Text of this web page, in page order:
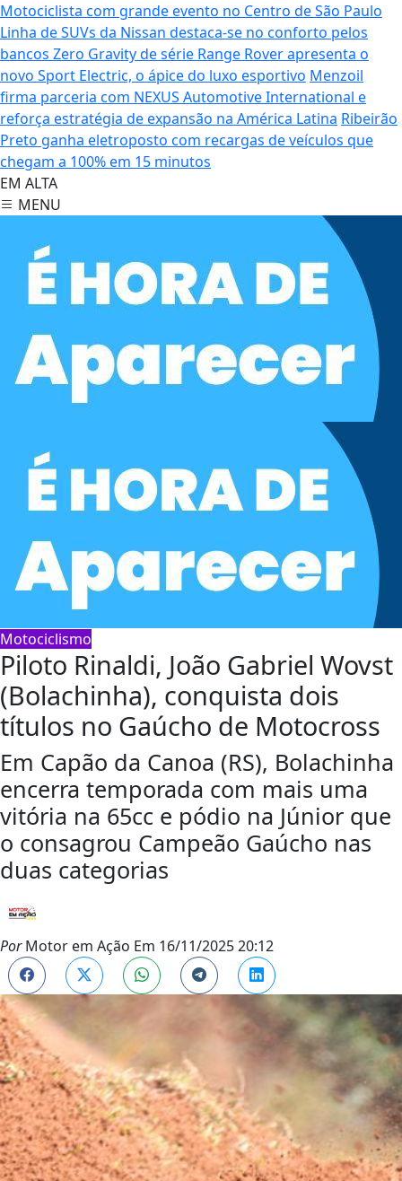
Motociclista com grande evento no Centro de São Paulo
Linha de SUVs da Nissan destaca-se no conforto pelos
bancos Zero Gravity de série Range Rover apresenta o
novo Sport Electric, o ápice do luxo esportivo Menzoil
firma parceria com NEXUS Automotive International e
reforça estratégia de expansão na América Latina Ribeirão
Preto ganha eletroposto com recargas de veículos que
chegam a 100% em 15 minutos
EM ALTA
MENU
Motociclismo
Piloto Rinaldi, João Gabriel Wovst
(Bolachinha), conquista dois
títulos no Gaúcho de Motocross
Em Capão da Canoa (RS), Bolachinha
encerra temporada com mais uma
vitória na 65cc e pódio na Júnior que
o consagrou Campeão Gaúcho nas
duas categorias
PorMotor em Ação Em 16/11/2025 20:12